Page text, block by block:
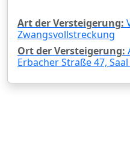
Art der Versteigerung:
Zwangsvollstreckung
Ort der Versteigerung:
Erbacher Straße 47,